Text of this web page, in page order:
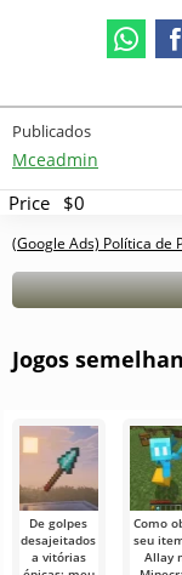
Publicados
Mceadmin
Price $0
(Google Ads) Política de
Jogos
De golpes
desajeitados
a vitórias
Como
seu
Allay